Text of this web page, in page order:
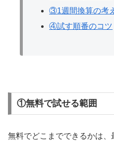
③1週間換算の考
④試す順番のコツ
①無料で試せる範囲
無料でどこまでできるかは、